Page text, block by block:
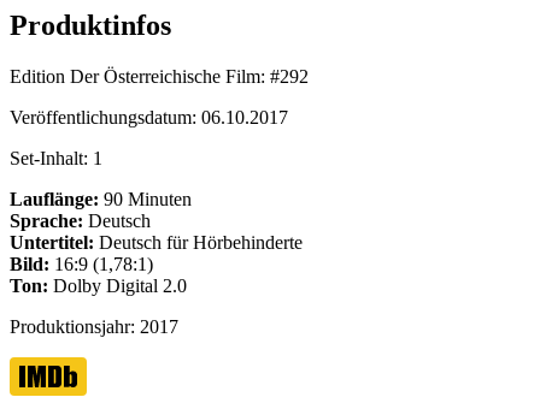
Produktinfos
Edition Der Österreichische Film: #292
Veröffentlichungsdatum: 06.10.2017
Set-Inhalt: 1
Lauflänge: 90 Minuten
Sprache: Deutsch
Untertitel: Deutsch für Hörbehinderte
Bild: 16:9 (1,78:1)
Ton: Dolby Digital 2.0
Produktionsjahr: 2017